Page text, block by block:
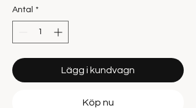
Antal *
Lägg i kundvagn
Köp nu